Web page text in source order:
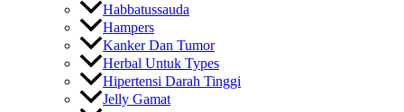
Habbatussauda
Hampers
Kanker Dan Tumor
Herbal Untuk Types
Hipertensi Darah Tinggi
Jelly Gamat